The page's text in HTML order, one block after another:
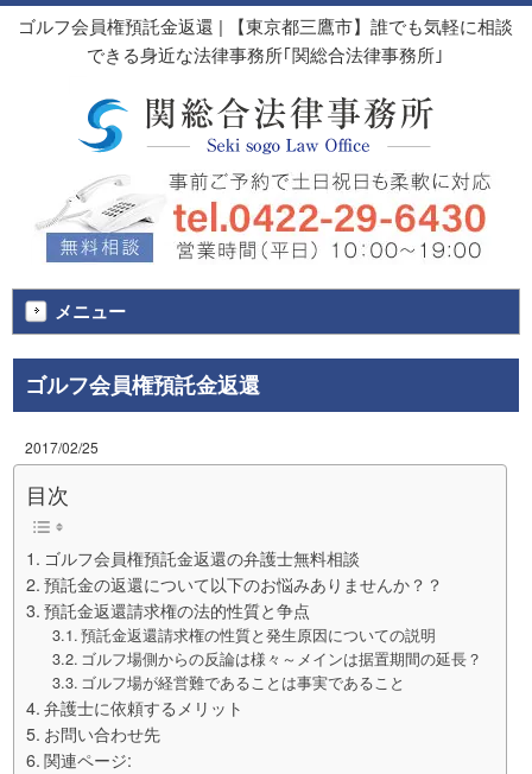
ゴルフ会員権預託金返還 | 【東京都三鷹市】誰でも気軽に相談
できる身近な法律事務所｢関総合法律事務所｣
メニュー
ゴルフ会員権預託金返還
2017/02/25
目次
ゴルフ会員権預託金返還の弁護士無料相談
預託金の返還について以下のお悩みありませんか？？
預託金返還請求権の法的性質と争点
預託金返還請求権の性質と発生原因についての説明
ゴルフ場側からの反論は様々～メインは据置期間の延長？
ゴルフ場が経営難であることは事実であること
弁護士に依頼するメリット
お問い合わせ先
関連ページ: